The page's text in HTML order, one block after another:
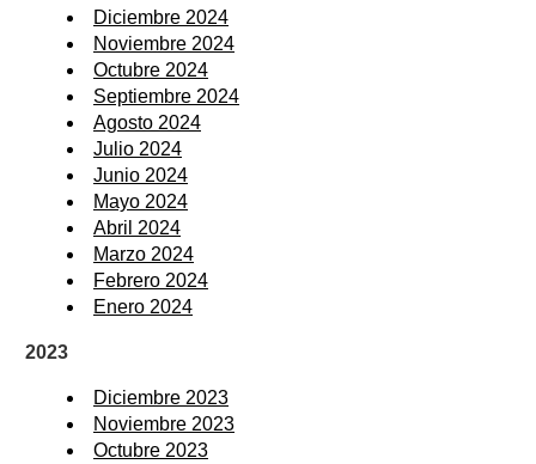
Diciembre 2024
Noviembre 2024
Octubre 2024
Septiembre 2024
Agosto 2024
Julio 2024
Junio 2024
Mayo 2024
Abril 2024
Marzo 2024
Febrero 2024
Enero 2024
2023
Diciembre 2023
Noviembre 2023
Octubre 2023